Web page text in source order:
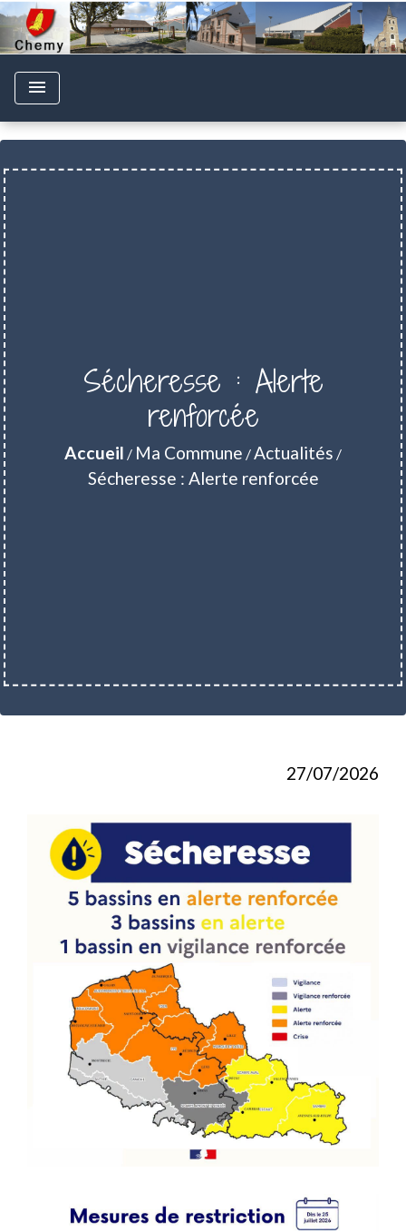
menu
Sécheresse : Alerte
renforcée
Accueil / Ma Commune /Actualités /
Sécheresse : Alerte renforcée
27/07/2026